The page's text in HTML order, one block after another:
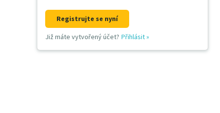
Registrujte se nyní
Již máte vytvořený účet? Přihlásit»